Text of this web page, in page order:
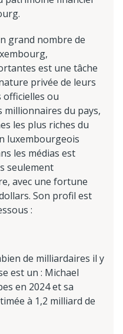
grand nombre de
est une tâche
privée de leurs
officielles ou
du pays,
les plus riches du
luxembourgeois
les médias est
seulement
avec une fortune
Son profil est
:
de milliardaires il y
est un : Michael
en 2024 et sa
à 1,2 milliard de